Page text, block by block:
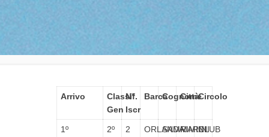
Arrivo
Classif.
Gen
N°
Iscr
BarcaCognome
CittàCircolo
1º 2º 2 ORLANDA
SAMMARINI
RIMINICLUB